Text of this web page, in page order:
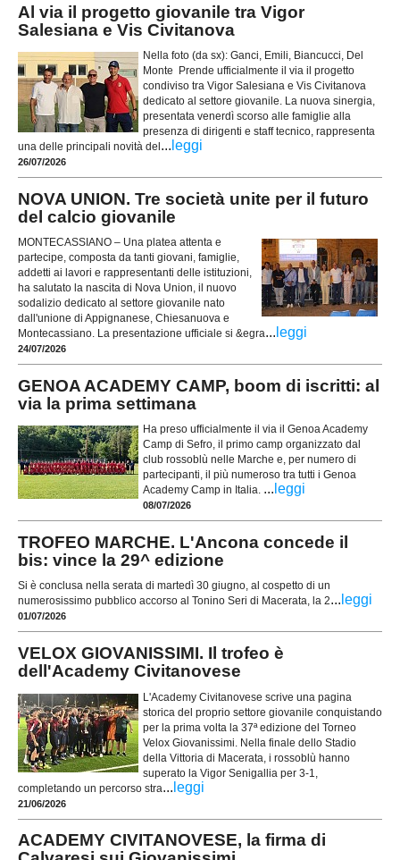
Al via il progetto giovanile tra Vigor
Salesiana e Vis Civitanova
Nella foto (da sx): Ganci, Emili, Biancucci, Del
Monte Prende ufficialmente il via il progetto
condiviso tra Vigor Salesiana e Vis Civitanova
dedicato al settore giovanile. La nuova sinergia,
presentata venerdì scorso alle famiglie alla
presenza di dirigenti e staff tecnico, rappresenta
una delle principali novità del ... leggi
26/07/2026
NOVA UNION. Tre società unite per il futuro
del calcio giovanile
MONTECASSIANO – Una platea attenta e
partecipe, composta da tanti giovani, famiglie,
addetti ai lavori e rappresentanti delle istituzioni,
ha salutato la nascita di Nova Union, il nuovo
sodalizio dedicato al settore giovanile nato
dall'unione di Appignanese, Chiesanuova e
Montecassiano. La presentazione ufficiale si &egra... leggi
24/07/2026
GENOA ACADEMY CAMP, boom di iscritti: al
via la prima settimana
Ha preso ufficialmente il via il Genoa Academy
Camp di Sefro, il primo camp organizzato dal
club rossoblù nelle Marche e, per numero di
partecipanti, il più numeroso tra tutti i Genoa
Academy Camp in Italia. ... leggi
08/07/2026
TROFEO MARCHE. L'Ancona concede il
bis: vince la 29^ edizione
Si è conclusa nella serata di martedì 30 giugno, al cospetto di un
numerosissimo pubblico accorso al Tonino Seri di Macerata, la 2... leggi
01/07/2026
VELOX GIOVANISSIMI. Il trofeo è
dell'Academy Civitanovese
L'Academy Civitanovese scrive una pagina
storica del proprio settore giovanile conquistando
per la prima volta la 37ª edizione del Torneo
Velox Giovanissimi. Nella finale dello Stadio
della Vittoria di Macerata, i rossoblù hanno
superato la Vigor Senigallia per 3-1,
completando un percorso stra... leggi
21/06/2026
ACADEMY CIVITANOVESE, la firma di